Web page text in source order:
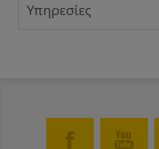
Υπηρεσίες